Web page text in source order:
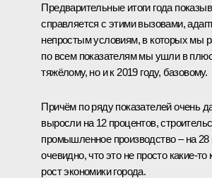
Предварительные итоги года
справляется с этими вызовами,
непростым условиям, в которых мы
по всем показателям мы ушли в плюс
тяжёлому, но и к 2019 году, базовому.
Причём по ряду показателей очень
выросли на 12 процентов,
промышленное производство ‒ на
очевидно, что это не просто какие-
рост экономики города.